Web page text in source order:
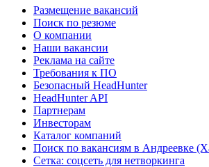
Размещение вакансий
Поиск по резюме
О компании
Наши вакансии
Реклама на сайте
Требования к ПО
Безопасный HeadHunter
HeadHunter API
Партнерам
Инвесторам
Каталог компаний
Поиск по вакансиям в Андреевке
Сетка: соцсеть для нетворкинга